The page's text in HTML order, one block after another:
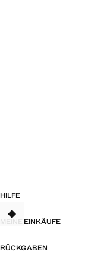
HILFE
MEINE EINKÄUFE
RÜCKGABEN